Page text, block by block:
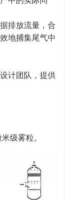
排放流量，合
地捕集尾气中
计团队，提供
级雾粒。